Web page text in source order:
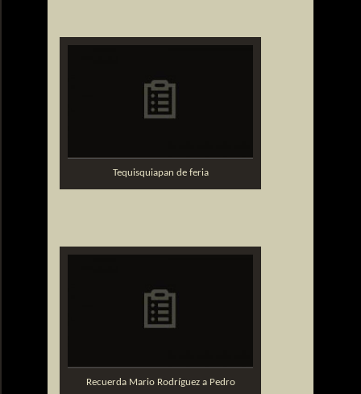
Tequisquiapan de feria
Recuerda Mario Rodríguez a Pedro